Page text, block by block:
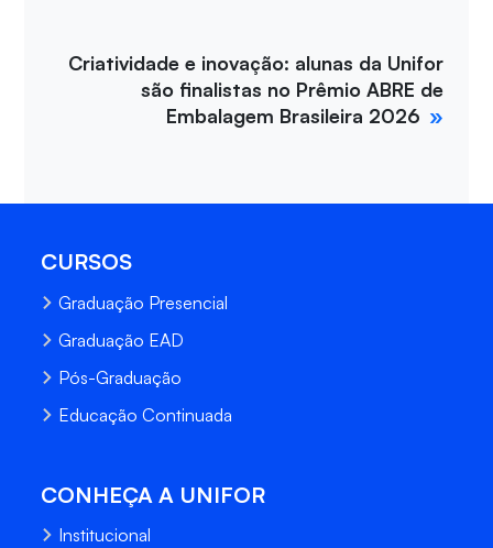
Criatividade e inovação: alunas da Unifor
são finalistas no Prêmio ABRE de
Embalagem Brasileira 2026
CURSOS
Graduação Presencial
Graduação EAD
Pós-Graduação
Educação Continuada
CONHEÇA A UNIFOR
Institucional